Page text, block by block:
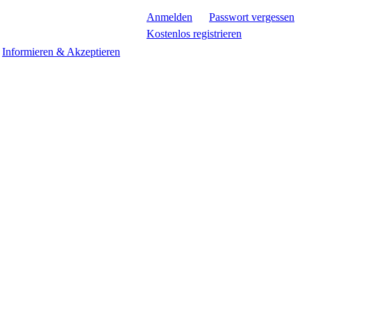
Anmelden
Passwort vergessen
Kostenlos registrieren
Informieren & Akzeptieren